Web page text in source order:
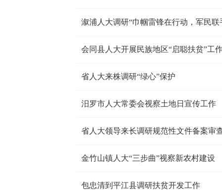
溆浦人大调研“巾帼雷锋在行动，军民联
会同县人大开展民族地区“启聪扶贫”工
省人大来株调研“绿心”保护
汨罗市人大常委会视察土地日宣传工作
省人大领导来长调研规范性文件备案审
金竹山镇人大“三步曲”视察新农村建设
包忠清到平江县调研扶贫开发工作